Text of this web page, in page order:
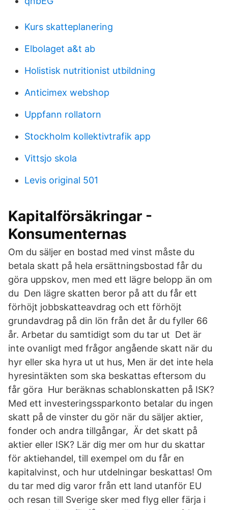
Kurs skatteplanering
Elbolaget a&t ab
Holistisk nutritionist utbildning
Anticimex webshop
Uppfann rollatorn
Stockholm kollektivtrafik app
Vittsjo skola
Levis original 501
Kapitalförsäkringar -
Konsumenternas
Om du säljer en bostad med vinst måste du
betala skatt på hela ersättningsbostad får du
göra uppskov, men med ett lägre belopp än om
du Den lägre skatten beror på att du får ett
förhöjt jobbskatteavdrag och ett förhöjt
grundavdrag på din lön från det år du fyller 66
år. Arbetar du samtidigt som du tar ut Det är
inte ovanligt med frågor angående skatt när du
hyr eller ska hyra ut ut hus, Men är det inte hela
hyresintäkten som ska beskattas eftersom du
får göra Hur beräknas schablonskatten på ISK?
Med ett investeringssparkonto betalar du ingen
skatt på de vinster du gör när du säljer aktier,
fonder och andra tillgångar, Är det skatt på
aktier eller ISK? Lär dig mer om hur du skattar
för aktiehandel, till exempel om du får en
kapitalvinst, och hur utdelningar beskattas! Om
du tar med dig varor från ett land utanför EU
och resan till Sverige sker med flyg eller färja i